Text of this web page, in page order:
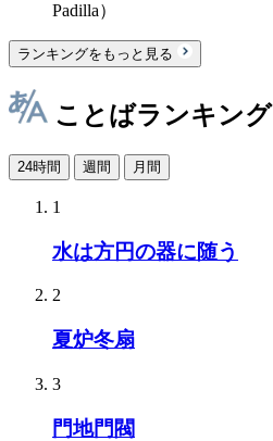
Padilla）
ランキングをもっと見る
ことばランキング
24時間 週間 月間
1
水は方円の器に随う
2
夏炉冬扇
3
門地門閥